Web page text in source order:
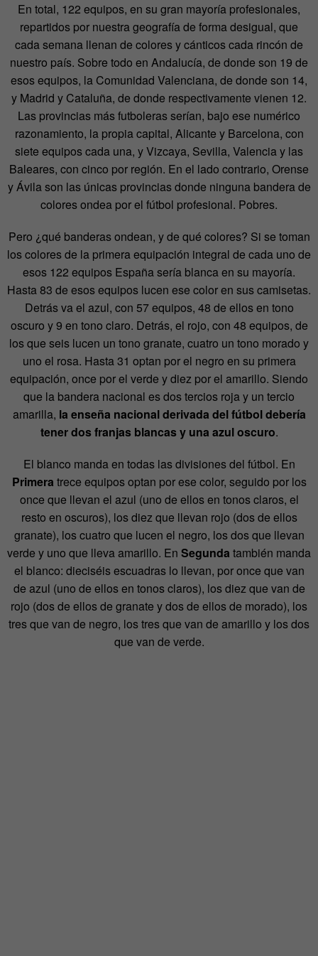
En total, 122 equipos, en su gran mayoría profesionales,
repartidos por nuestra geografía de forma desigual, que
cada semana llenan de colores y cánticos cada rincón de
nuestro país. Sobre todo en Andalucía, de donde son 19 de
esos equipos, la Comunidad Valenciana, de donde son 14,
y Madrid y Cataluña, de donde respectivamente vienen 12.
Las provincias más futboleras serían, bajo ese numérico
razonamiento, la propia capital, Alicante y Barcelona, con
siete equipos cada una, y Vizcaya, Sevilla, Valencia y las
Baleares, con cinco por región. En el lado contrario, Orense
y Ávila son las únicas provincias donde ninguna bandera de
colores ondea por el fútbol profesional. Pobres.
Pero ¿qué banderas ondean, y de qué colores? Si se toman
los colores de la primera equipación integral de cada uno de
esos 122 equipos España sería blanca en su mayoría.
Hasta 83 de esos equipos lucen ese color en sus camisetas.
Detrás va el azul, con 57 equipos, 48 de ellos en tono
oscuro y 9 en tono claro. Detrás, el rojo, con 48 equipos, de
los que seis lucen un tono granate, cuatro un tono morado y
uno el rosa. Hasta 31 optan por el negro en su primera
equipación, once por el verde y diez por el amarillo. Siendo
que la bandera nacional es dos tercios roja y un tercio
amarilla, la enseña nacional derivada del fútbol debería
tener dos franjas blancas y una azul oscuro.
El blanco manda en todas las divisiones del fútbol. En
Primera trece equipos optan por ese color, seguido por los
once que llevan el azul (uno de ellos en tonos claros, el
resto en oscuros), los diez que llevan rojo (dos de ellos
granate), los cuatro que lucen el negro, los dos que llevan
verde y uno que lleva amarillo. En Segunda también manda
el blanco: dieciséis escuadras lo llevan, por once que van
de azul (uno de ellos en tonos claros), los diez que van de
rojo (dos de ellos de granate y dos de ellos de morado), los
tres que van de negro, los tres que van de amarillo y los dos
que van de verde.